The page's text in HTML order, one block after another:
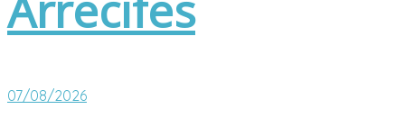
07/08/2026